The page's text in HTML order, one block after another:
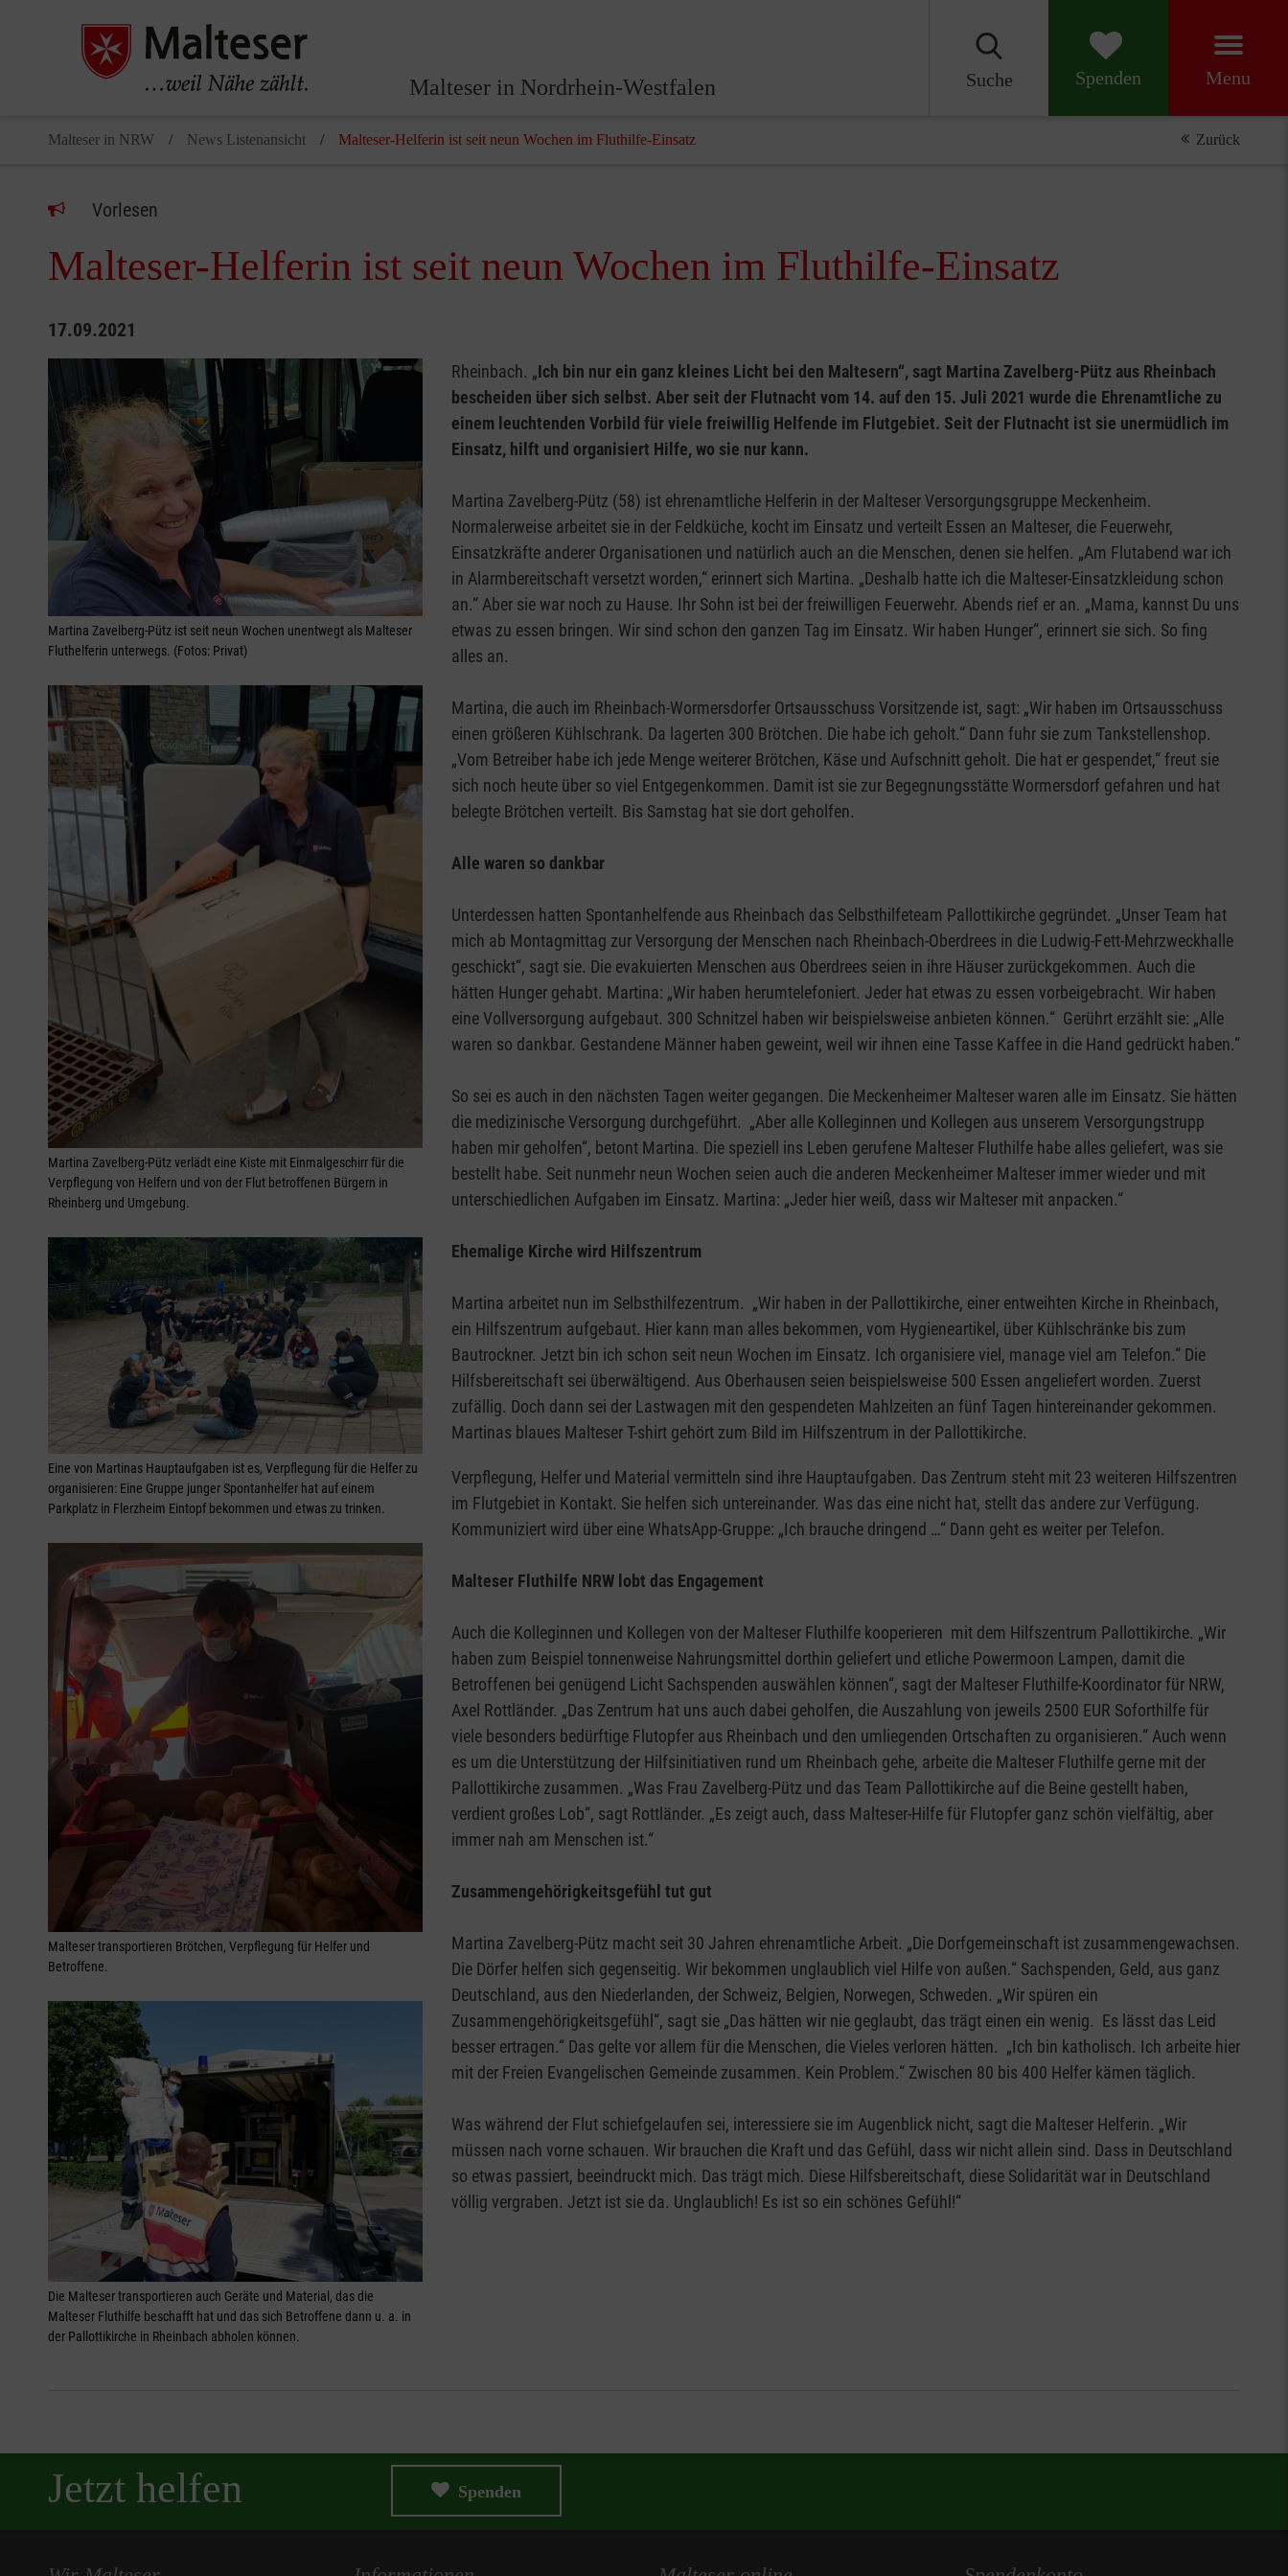
Malteser in Nordrhein-Westfalen Suche Spenden Menu
Malteser in NRW News Listenansicht Malteser-Helferin ist seit neun Wochen im Fluthilfe-Einsatz Zurück
Vorlesen
Malteser-Helferin ist seit neun Wochen im Fluthilfe-Einsatz
17.09.2021
Martina Zavelberg-Pütz ist seit neun Wochen unentwegt als Malteser
Fluthelferin unterwegs. (Fotos: Privat)
Martina Zavelberg-Pütz verlädt eine Kiste mit Einmalgeschirr für die
Verpflegung von Helfern und von der Flut betroffenen Bürgern in
Rheinberg und Umgebung.
Eine von Martinas Hauptaufgaben ist es, Verpflegung für die Helfer zu
organisieren: Eine Gruppe junger Spontanhelfer hat auf einem
Parkplatz in Flerzheim Eintopf bekommen und etwas zu trinken.
Malteser transportieren Brötchen, Verpflegung für Helfer und
Betroffene.
Die Malteser transportieren auch Geräte und Material, das die
Malteser Fluthilfe beschafft hat und das sich Betroffene dann u. a. in
der Pallottikirche in Rheinbach abholen können.
Rheinbach. „Ich bin nur ein ganz kleines Licht bei den Maltesern“, sagt Martina Zavelberg-Pütz aus Rheinbach
bescheiden über sich selbst. Aber seit der Flutnacht vom 14. auf den 15. Juli 2021 wurde die Ehrenamtliche zu
einem leuchtenden Vorbild für viele freiwillig Helfende im Flutgebiet. Seit der Flutnacht ist sie unermüdlich im
Einsatz, hilft und organisiert Hilfe, wo sie nur kann.
Martina Zavelberg-Pütz (58) ist ehrenamtliche Helferin in der Malteser Versorgungsgruppe Meckenheim.
Normalerweise arbeitet sie in der Feldküche, kocht im Einsatz und verteilt Essen an Malteser, die Feuerwehr,
Einsatzkräfte anderer Organisationen und natürlich auch an die Menschen, denen sie helfen. „Am Flutabend war ich
in Alarmbereitschaft versetzt worden,“ erinnert sich Martina. „Deshalb hatte ich die Malteser-Einsatzkleidung schon
an.“ Aber sie war noch zu Hause. Ihr Sohn ist bei der freiwilligen Feuerwehr. Abends rief er an. „Mama, kannst Du uns
etwas zu essen bringen. Wir sind schon den ganzen Tag im Einsatz. Wir haben Hunger“, erinnert sie sich. So fing
alles an.
Martina, die auch im Rheinbach-Wormersdorfer Ortsausschuss Vorsitzende ist, sagt: „Wir haben im Ortsausschuss
einen größeren Kühlschrank. Da lagerten 300 Brötchen. Die habe ich geholt.“ Dann fuhr sie zum Tankstellenshop.
„Vom Betreiber habe ich jede Menge weiterer Brötchen, Käse und Aufschnitt geholt. Die hat er gespendet,“ freut sie
sich noch heute über so viel Entgegenkommen. Damit ist sie zur Begegnungsstätte Wormersdorf gefahren und hat
belegte Brötchen verteilt. Bis Samstag hat sie dort geholfen.
Alle waren so dankbar
Unterdessen hatten Spontanhelfende aus Rheinbach das Selbsthilfeteam Pallottikirche gegründet. „Unser Team hat
mich ab Montagmittag zur Versorgung der Menschen nach Rheinbach-Oberdrees in die Ludwig-Fett-Mehrzweckhalle
geschickt“, sagt sie. Die evakuierten Menschen aus Oberdrees seien in ihre Häuser zurückgekommen. Auch die
hätten Hunger gehabt. Martina: „Wir haben herumtelefoniert. Jeder hat etwas zu essen vorbeigebracht. Wir haben
eine Vollversorgung aufgebaut. 300 Schnitzel haben wir beispielsweise anbieten können.“ Gerührt erzählt sie: „Alle
waren so dankbar. Gestandene Männer haben geweint, weil wir ihnen eine Tasse Kaffee in die Hand gedrückt haben.“
So sei es auch in den nächsten Tagen weiter gegangen. Die Meckenheimer Malteser waren alle im Einsatz. Sie hätten
die medizinische Versorgung durchgeführt. „Aber alle Kolleginnen und Kollegen aus unserem Versorgungstrupp
haben mir geholfen“, betont Martina. Die speziell ins Leben gerufene Malteser Fluthilfe habe alles geliefert, was sie
bestellt habe. Seit nunmehr neun Wochen seien auch die anderen Meckenheimer Malteser immer wieder und mit
unterschiedlichen Aufgaben im Einsatz. Martina: „Jeder hier weiß, dass wir Malteser mit anpacken.“
Ehemalige Kirche wird Hilfszentrum
Martina arbeitet nun im Selbsthilfezentrum. „Wir haben in der Pallottikirche, einer entweihten Kirche in Rheinbach,
ein Hilfszentrum aufgebaut. Hier kann man alles bekommen, vom Hygieneartikel, über Kühlschränke bis zum
Bautrockner. Jetzt bin ich schon seit neun Wochen im Einsatz. Ich organisiere viel, manage viel am Telefon.“ Die
Hilfsbereitschaft sei überwältigend. Aus Oberhausen seien beispielsweise 500 Essen angeliefert worden. Zuerst
zufällig. Doch dann sei der Lastwagen mit den gespendeten Mahlzeiten an fünf Tagen hintereinander gekommen.
Martinas blaues Malteser T-shirt gehört zum Bild im Hilfszentrum in der Pallottikirche.
Verpflegung, Helfer und Material vermitteln sind ihre Hauptaufgaben. Das Zentrum steht mit 23 weiteren Hilfszentren
im Flutgebiet in Kontakt. Sie helfen sich untereinander. Was das eine nicht hat, stellt das andere zur Verfügung.
Kommuniziert wird über eine WhatsApp-Gruppe: „Ich brauche dringend …“ Dann geht es weiter per Telefon.
Malteser Fluthilfe NRW lobt das Engagement
Auch die Kolleginnen und Kollegen von der Malteser Fluthilfe kooperieren mit dem Hilfszentrum Pallottikirche. „Wir
haben zum Beispiel tonnenweise Nahrungsmittel dorthin geliefert und etliche Powermoon Lampen, damit die
Betroffenen bei genügend Licht Sachspenden auswählen können“, sagt der Malteser Fluthilfe-Koordinator für NRW,
Axel Rottländer. „Das Zentrum hat uns auch dabei geholfen, die Auszahlung von jeweils 2500 EUR Soforthilfe für
viele besonders bedürftige Flutopfer aus Rheinbach und den umliegenden Ortschaften zu organisieren.“ Auch wenn
es um die Unterstützung der Hilfsinitiativen rund um Rheinbach gehe, arbeite die Malteser Fluthilfe gerne mit der
Pallottikirche zusammen. „Was Frau Zavelberg-Pütz und das Team Pallottikirche auf die Beine gestellt haben,
verdient großes Lob“, sagt Rottländer. „Es zeigt auch, dass Malteser-Hilfe für Flutopfer ganz schön vielfältig, aber
immer nah am Menschen ist.“
Zusammengehörigkeitsgefühl tut gut
Martina Zavelberg-Pütz macht seit 30 Jahren ehrenamtliche Arbeit. „Die Dorfgemeinschaft ist zusammengewachsen.
Die Dörfer helfen sich gegenseitig. Wir bekommen unglaublich viel Hilfe von außen.“ Sachspenden, Geld, aus ganz
Deutschland, aus den Niederlanden, der Schweiz, Belgien, Norwegen, Schweden. „Wir spüren ein
Zusammengehörigkeitsgefühl“, sagt sie „Das hätten wir nie geglaubt, das trägt einen ein wenig. Es lässt das Leid
besser ertragen.“ Das gelte vor allem für die Menschen, die Vieles verloren hätten. „Ich bin katholisch. Ich arbeite hier
mit der Freien Evangelischen Gemeinde zusammen. Kein Problem.“ Zwischen 80 bis 400 Helfer kämen täglich.
Was während der Flut schiefgelaufen sei, interessiere sie im Augenblick nicht, sagt die Malteser Helferin. „Wir
müssen nach vorne schauen. Wir brauchen die Kraft und das Gefühl, dass wir nicht allein sind. Dass in Deutschland
so etwas passiert, beeindruckt mich. Das trägt mich. Diese Hilfsbereitschaft, diese Solidarität war in Deutschland
völlig vergraben. Jetzt ist sie da. Unglaublich! Es ist so ein schönes Gefühl!“
Jetzt helfen Spenden